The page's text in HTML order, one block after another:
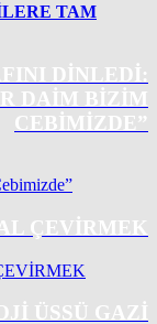
TAM
DINLEDI:
DAIM BIZIM
CEBIMIZDE”
ÇEVİRMEK
ÜSSÜ GAZI